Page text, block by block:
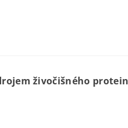
živočišného